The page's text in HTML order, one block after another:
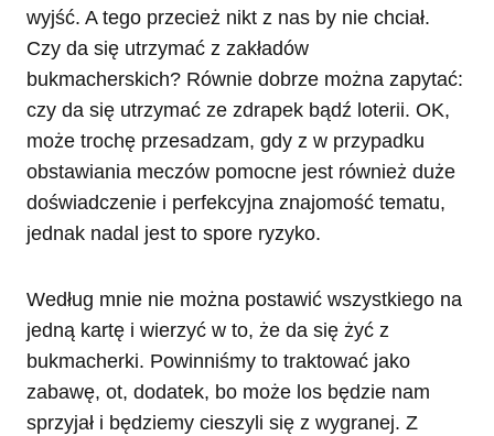
wyjść. A tego przecież nikt z nas by nie chciał.
Czy da się utrzymać z zakładów
bukmacherskich? Równie dobrze można zapytać:
czy da się utrzymać ze zdrapek bądź loterii. OK,
może trochę przesadzam, gdy z w przypadku
obstawiania meczów pomocne jest również duże
doświadczenie i perfekcyjna znajomość tematu,
jednak nadal jest to spore ryzyko.
Według mnie nie można postawić wszystkiego na
jedną kartę i wierzyć w to, że da się żyć z
bukmacherki. Powinniśmy to traktować jako
zabawę, ot, dodatek, bo może los będzie nam
sprzyjał i będziemy cieszyli się z wygranej. Z